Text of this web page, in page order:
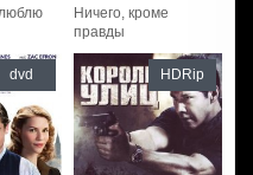
Ничего, кроме
правды
dvd HDRip